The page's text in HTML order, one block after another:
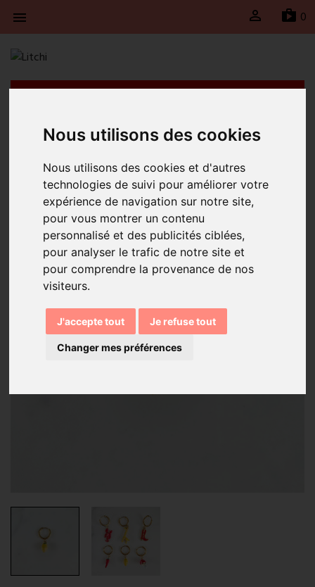
Nous utilisons des cookies
Nous utilisons des cookies et d'autres
technologies de suivi pour améliorer votre
expérience de navigation sur notre site,
pour vous montrer un contenu
personnalisé et des publicités ciblées,
pour analyser le trafic de notre site et
pour comprendre la provenance de nos
visiteurs.
J'accepte tout Je refuse tout
Changer mes préférences
 0

durant cette période et reprendront le lundi 24
Accueil
Boucle unitaire citron